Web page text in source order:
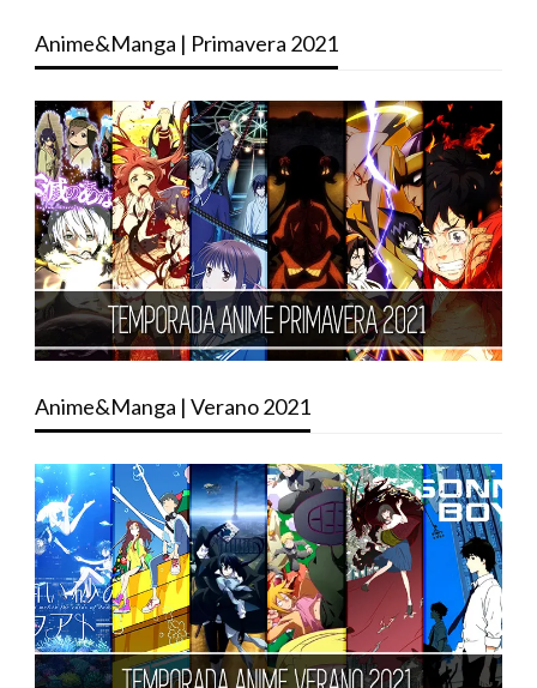
Anime&Manga | Primavera 2021
Anime&Manga | Verano 2021